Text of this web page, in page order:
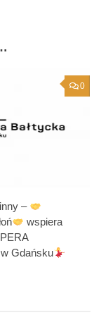
0
–
wspiera
Gdańsku